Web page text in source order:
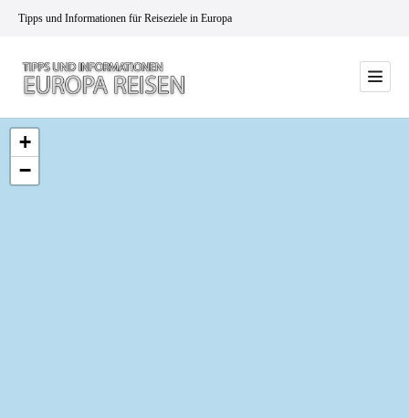
Tipps und Informationen für Reiseziele in Europa
+
−